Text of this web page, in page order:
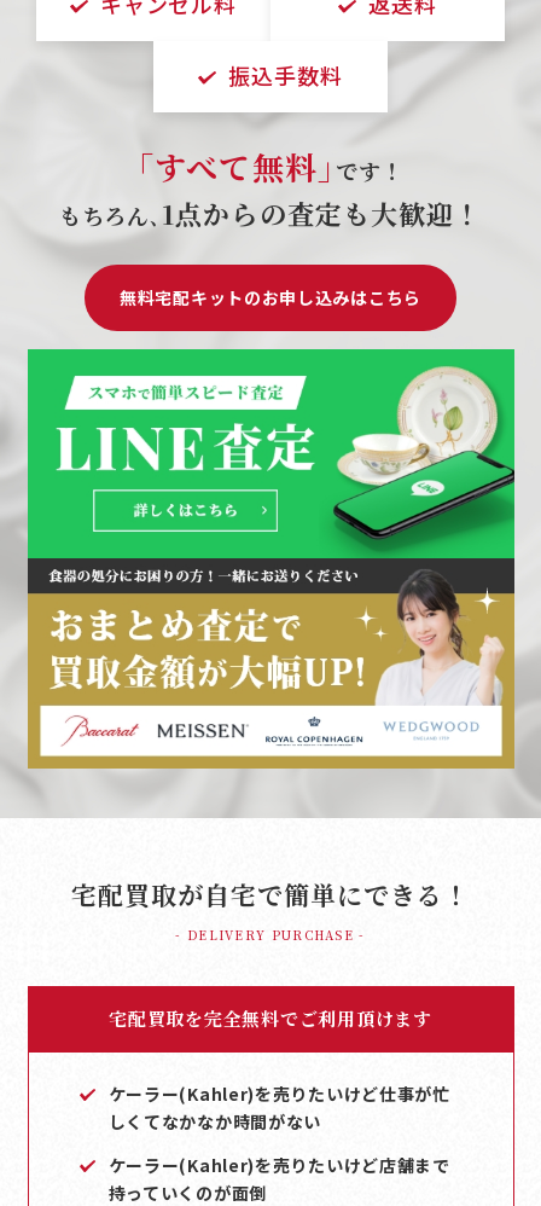
振込手数料
｢すべて無料｣ です！
もちろん､ 1点からの査定も大歓迎！
無料宅配キットのお申し込みはこちら
宅配買取が自宅で簡単にできる！
- DELIVERY PURCHASE -
宅配買取を完全無料でご利用頂けます
ケーラー(Kahler)を売りたいけど仕事が忙
しくてなかなか時間がない
ケーラー(Kahler)を売りたいけど店舗まで
持っていくのが面倒